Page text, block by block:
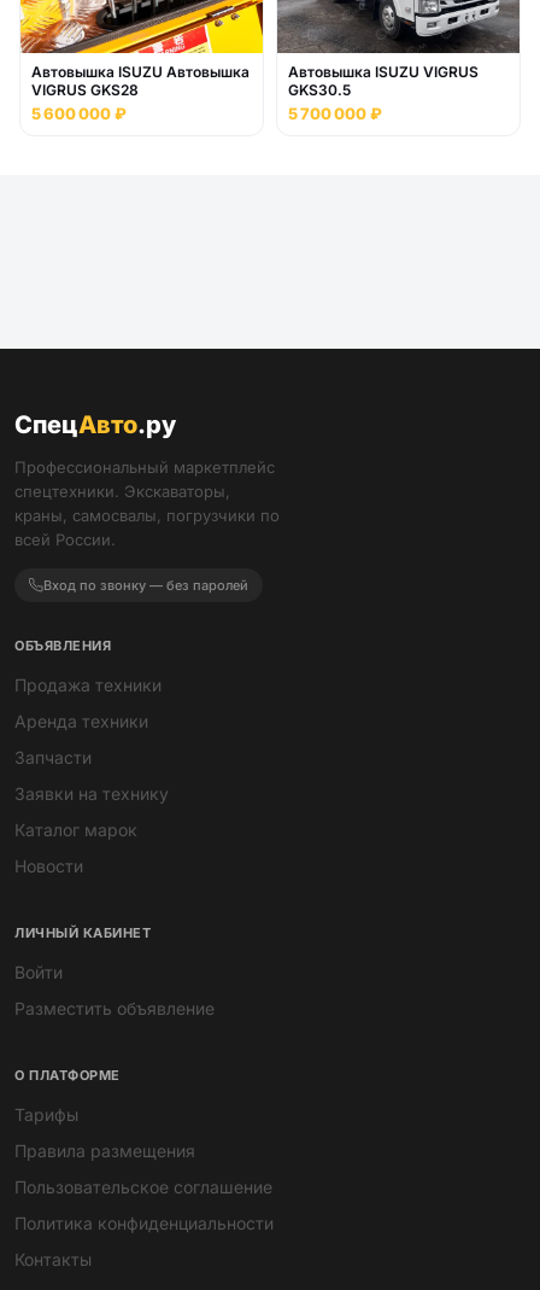
Автовышка ISUZU Автовышка
VIGRUS GKS28
5 600 000 ₽
Автовышка ISUZU VIGRUS
GKS30.5
5 700 000 ₽
СпецАвто.ру
Профессиональный маркетплейс
спецтехники. Экскаваторы,
краны, самосвалы, погрузчики по
всей России.
Вход по звонку — без паролей
ОБЪЯВЛЕНИЯ
Продажа техники
Аренда техники
Запчасти
Заявки на технику
Каталог марок
Новости
ЛИЧНЫЙ КАБИНЕТ
Войти
Разместить объявление
О ПЛАТФОРМЕ
Тарифы
Правила размещения
Пользовательское соглашение
Политика конфиденциальности
Контакты